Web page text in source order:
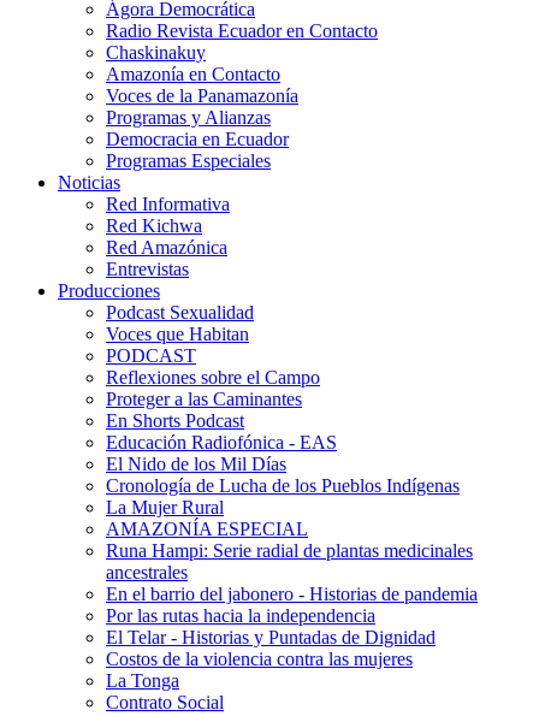
Ágora Democrática
Radio Revista Ecuador en Contacto
Chaskinakuy
Amazonía en Contacto
Voces de la Panamazonía
Programas y Alianzas
Democracia en Ecuador
Programas Especiales
Noticias
Red Informativa
Red Kichwa
Red Amazónica
Entrevistas
Producciones
Podcast Sexualidad
Voces que Habitan
PODCAST
Reflexiones sobre el Campo
Proteger a las Caminantes
En Shorts Podcast
Educación Radiofónica - EAS
El Nido de los Mil Días
Cronología de Lucha de los Pueblos Indígenas
La Mujer Rural
AMAZONÍA ESPECIAL
Runa Hampi: Serie radial de plantas medicinales
ancestrales
En el barrio del jabonero - Historias de pandemia
Por las rutas hacia la independencia
El Telar - Historias y Puntadas de Dignidad
Costos de la violencia contra las mujeres
La Tonga
Contrato Social